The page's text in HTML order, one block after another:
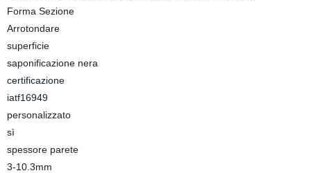
Forma Sezione
Arrotondare
superficie
saponificazione nera
certificazione
iatf16949
personalizzato
sì
spessore parete
3-10.3mm